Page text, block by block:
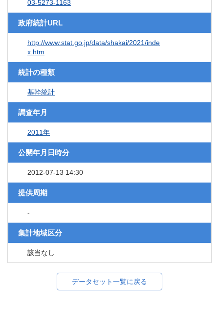
03-5273-1163
政府統計URL
http://www.stat.go.jp/data/shakai/2021/inde
x.htm
統計の種類
基幹統計
調査年月
2011年
公開年月日時分
2012-07-13 14:30
提供周期
-
集計地域区分
該当なし
データセット一覧に戻る